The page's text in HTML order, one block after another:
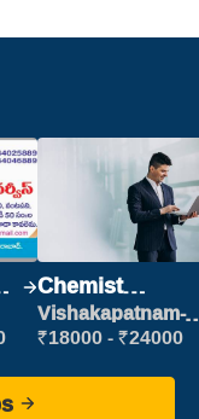
Chemist
Production
Executive
Vishakapatnam-
new
₹18000 - ₹24000